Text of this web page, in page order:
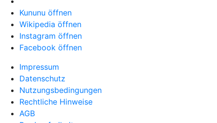
Kununu öffnen
Wikipedia öffnen
Instagram öffnen
Facebook öffnen
Impressum
Datenschutz
Nutzungsbedingungen
Rechtliche Hinweise
AGB